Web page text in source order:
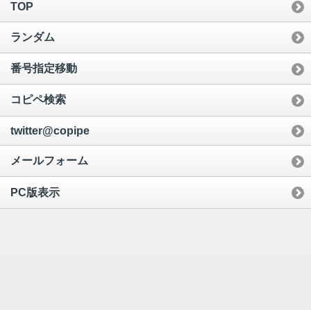
TOP
ランダム
番号指定移動
コピペ検索
twitter@copipe
メールフォーム
PC版表示